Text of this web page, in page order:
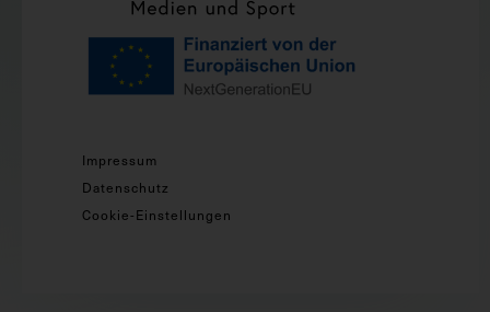
Impressum
Datenschutz
Cookie-Einstellungen